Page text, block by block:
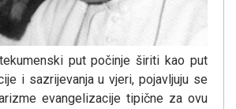
put počinje širiti kao put
i sazrijevanja u vjeri, pojavljuju se
evangelizacije tipične za ovu